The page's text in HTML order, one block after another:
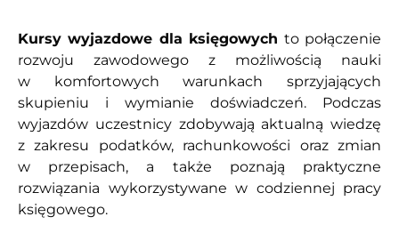
Kursy wyjazdowe dla księgowych to połączenie
rozwoju zawodowego z możliwością nauki
w komfortowych warunkach sprzyjających
skupieniu i wymianie doświadczeń. Podczas
wyjazdów uczestnicy zdobywają aktualną wiedzę
z zakresu podatków, rachunkowości oraz zmian
w przepisach, a także poznają praktyczne
rozwiązania wykorzystywane w codziennej pracy
księgowego.